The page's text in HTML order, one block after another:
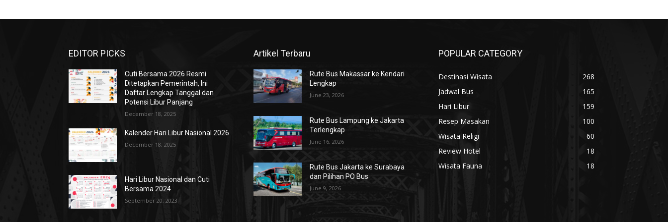
EDITOR PICKS
Cuti Bersama 2026 Resmi
Ditetapkan Pemerintah, Ini
Daftar Lengkap Tanggal dan
Potensi Libur Panjang
December 18, 2025
Kalender Hari Libur Nasional 2026
December 18, 2025
Hari Libur Nasional dan Cuti
Bersama 2024
September 20, 2023
Artikel Terbaru
Rute Bus Makassar ke Kendari
Lengkap
June 23, 2026
Rute Bus Lampung ke Jakarta
Terlengkap
June 16, 2026
Rute Bus Jakarta ke Surabaya
dan Pilihan PO Bus
June 9, 2026
POPULAR CATEGORY
Destinasi Wisata
268
Jadwal Bus
165
Hari Libur
159
Resep Masakan
100
Wisata Religi
60
Review Hotel
18
Wisata Fauna
18